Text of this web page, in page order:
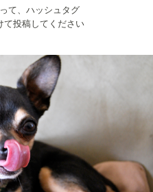
て、ハッシュタグ
て投稿してください